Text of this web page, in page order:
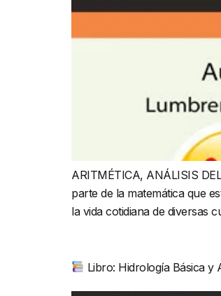
ARITMÉTICA, ANÁLISIS
parte de la matemática que
la vida cotidiana de diversas
Libro: Hidrología Básica y